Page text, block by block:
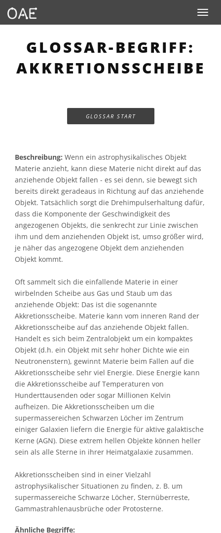
Toggle
GLOSSAR-BEGRIFF:
AKKRETIONSSCHEIBE
GLOSSAR START
Beschreibung: Wenn ein astrophysikalisches Objekt
Materie anzieht, kann diese Materie nicht direkt auf das
anziehende Objekt fallen - es sei denn, sie bewegt sich
bereits direkt geradeaus in Richtung auf das anziehende
Objekt. Tatsächlich sorgt die Drehimpulserhaltung dafür,
dass die Komponente der Geschwindigkeit des
angezogenen Objekts, die senkrecht zur Linie zwischen
ihm und dem anziehenden Objekt ist, umso größer wird,
je näher das angezogene Objekt dem anziehenden
Objekt kommt.
Oft sammelt sich die einfallende Materie in einer
wirbelnden Scheibe aus Gas und Staub um das
anziehende Objekt: Das ist die sogenannte
Akkretionsscheibe. Materie kann vom inneren Rand der
Akkretionsscheibe auf das anziehende Objekt fallen.
Handelt es sich beim Zentralobjekt um ein kompaktes
Objekt (d.h. ein Objekt mit sehr hoher Dichte wie ein
Neutronenstern), gewinnt Materie beim Fallen auf die
Akkretionsscheibe sehr viel Energie. Diese Energie kann
die Akkretionsscheibe auf Temperaturen von
Hunderttausenden oder sogar Millionen Kelvin
aufheizen. Die Akkretionsscheiben um die
supermassereichen Schwarzen Löcher im Zentrum
einiger Galaxien liefern die Energie für aktive galaktische
Kerne (AGN). Diese extrem hellen Objekte können heller
sein als alle Sterne in ihrer Heimatgalaxie zusammen.
Akkretionsscheiben sind in einer Vielzahl
astrophysikalischer Situationen zu finden, z. B. um
supermassereiche Schwarze Löcher, Sternüberreste,
Gammastrahlenausbrüche oder Protosterne.
Ähnliche Begriffe: